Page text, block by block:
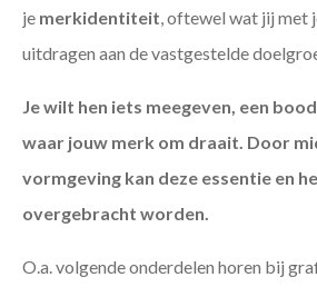
je merkidentiteit , oftewel wat jij
uitdragen aan de vastgestelde
Je wilt hen iets meegeven, een
waar jouw merk om draait. Door
vormgeving kan deze essentie en
overgebracht worden.
O.a. volgende onderdelen horen bij